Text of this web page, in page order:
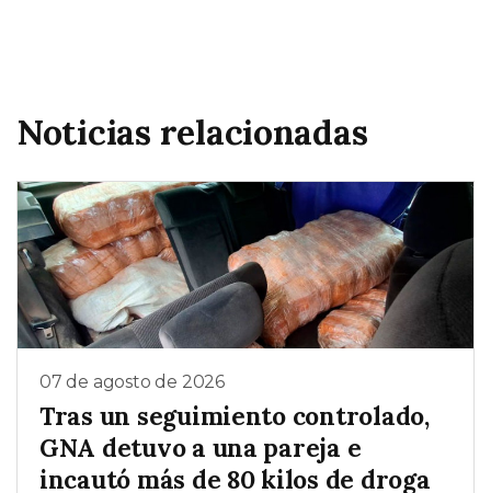
Noticias relacionadas
07 de agosto de 2026
Tras un seguimiento controlado,
GNA detuvo a una pareja e
incautó más de 80 kilos de droga